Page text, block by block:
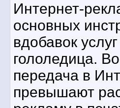
Интернет-
основных
вдобавок
гололедица.
передача в
превышают